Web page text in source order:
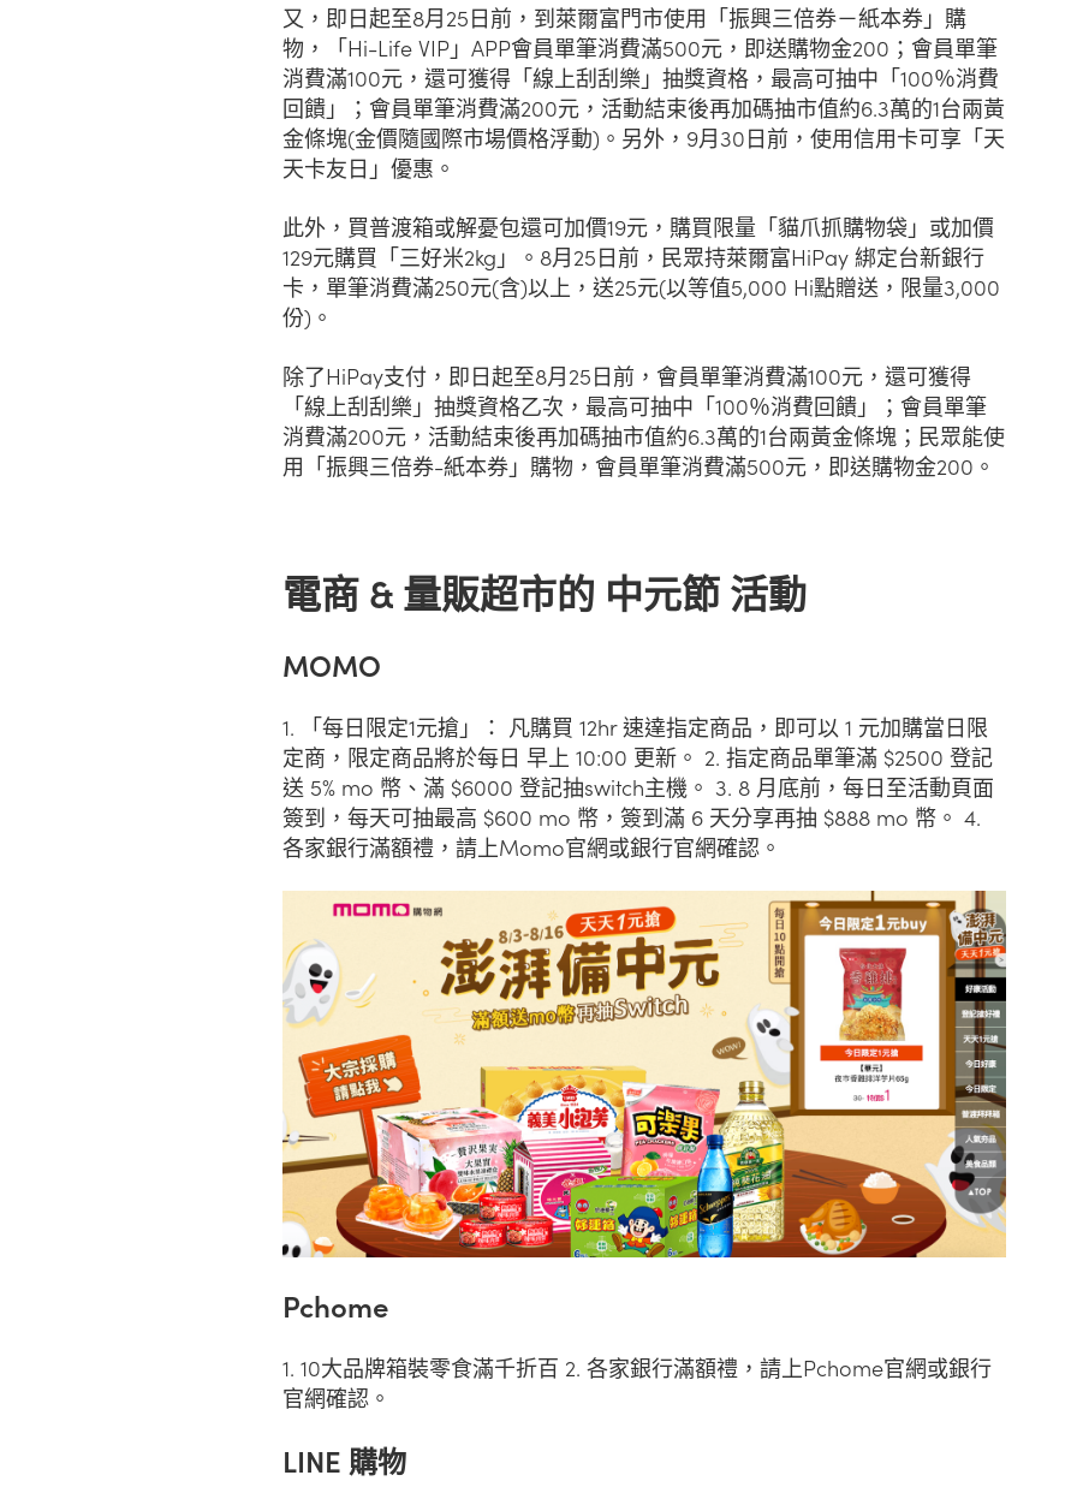
又，即日起至8月25日前，到萊爾富門市使用「振興三倍券－紙本券」購
物，「Hi-Life VIP」APP會員單筆消費滿500元，即送購物金200；會員單筆
消費滿100元，還可獲得「線上刮刮樂」抽獎資格，最高可抽中「100％消費
回饋」；會員單筆消費滿200元，活動結束後再加碼抽市值約6.3萬的1台兩黃
金條塊(金價隨國際市場價格浮動)。另外，9月30日前，使用信用卡可享「天
天卡友日」優惠。
此外，買普渡箱或解憂包還可加價19元，購買限量「貓爪抓購物袋」或加價
129元購買「三好米2kg」。8月25日前，民眾持萊爾富HiPay 綁定台新銀行
卡，單筆消費滿250元(含)以上，送25元(以等值5,000 Hi點贈送，限量3,000
份)。
除了HiPay支付，即日起至8月25日前，會員單筆消費滿100元，還可獲得
「線上刮刮樂」抽獎資格乙次，最高可抽中「100％消費回饋」；會員單筆
消費滿200元，活動結束後再加碼抽市值約6.3萬的1台兩黃金條塊；民眾能使
用「振興三倍券-紙本券」購物，會員單筆消費滿500元，即送購物金200。
電商 & 量販超市的 中元節 活動
MOMO
1. 「每日限定1元搶」： 凡購買 12hr 速達指定商品，即可以 1 元加購當日限
定商，限定商品將於每日 早上 10:00 更新。 2. 指定商品單筆滿 $2500 登記
送 5% mo 幣、滿 $6000 登記抽switch主機。 3. 8 月底前，每日至活動頁面
簽到，每天可抽最高 $600 mo 幣，簽到滿 6 天分享再抽 $888 mo 幣。 4.
各家銀行滿額禮，請上Momo官網或銀行官網確認。
Pchome
1. 10大品牌箱裝零食滿千折百 2. 各家銀行滿額禮，請上Pchome官網或銀行
官網確認。
LINE 購物